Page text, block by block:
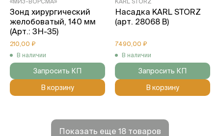
Зонд хирургический
желобоватый, 140 мм
(Арт.: 3Н-35)
210,00 ₽
В наличии
Запросить КП
В корзину
Насадка KARL STORZ
(арт. 28068 B)
7490,00 ₽
В наличии
Запросить КП
В корзину
Показать еще 18 товаров